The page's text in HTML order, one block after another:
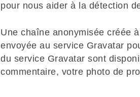
pour nous aider à la détection
Une chaîne anonymisée créée
envoyée au service Gravatar
du service Gravatar sont
commentaire, votre photo de